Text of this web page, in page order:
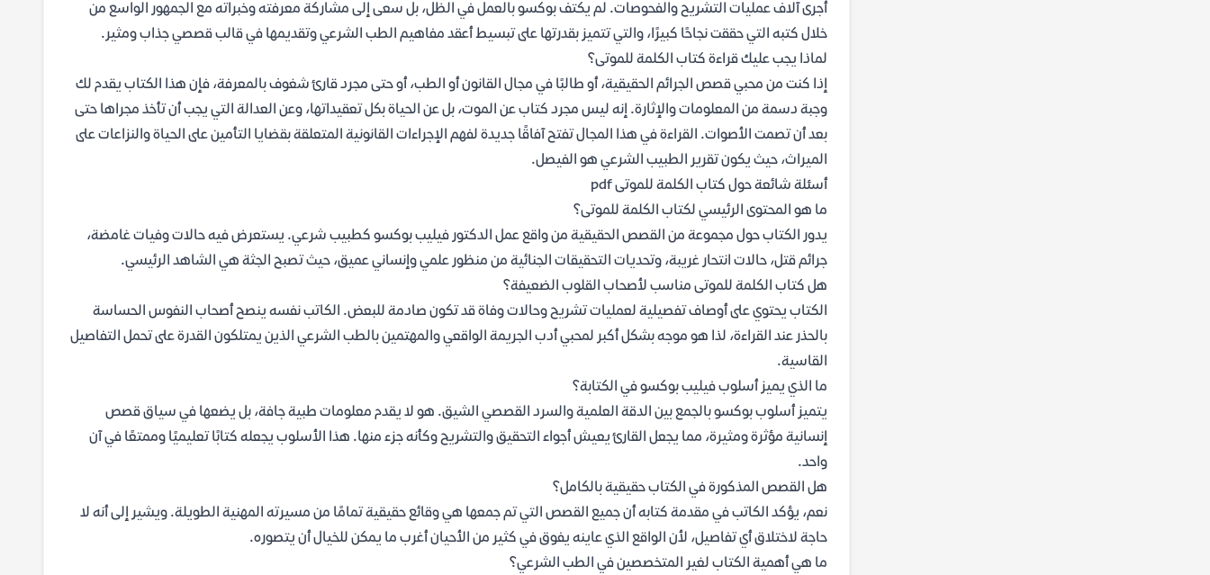
أجرى آلاف عمليات التشريح والفحوصات. لم يكتف بوكسو بالعمل في الظل، بل سعى إلى مشاركة معرفته وخبراته مع الجمهور الواسع من
خلال كتبه التي حققت نجاحًا كبيرًا، والتي تتميز بقدرتها على تبسيط أعقد مفاهيم الطب الشرعي وتقديمها في قالب قصصي جذاب ومثير.
لماذا يجب عليك قراءة كتاب الكلمة للموتى؟
إذا كنت من محبي قصص الجرائم الحقيقية، أو طالبًا في مجال القانون أو الطب، أو حتى مجرد قارئ شغوف بالمعرفة، فإن هذا الكتاب يقدم لك
وجبة دسمة من المعلومات والإثارة. إنه ليس مجرد كتاب عن الموت، بل عن الحياة بكل تعقيداتها، وعن العدالة التي يجب أن تأخذ مجراها حتى
بعد أن تصمت الأصوات. القراءة في هذا المجال تفتح آفاقًا جديدة لفهم الإجراءات القانونية المتعلقة بقضايا التأمين على الحياة والنزاعات على
الميراث، حيث يكون تقرير الطبيب الشرعي هو الفيصل.
أسئلة شائعة حول كتاب الكلمة للموتى pdf
ما هو المحتوى الرئيسي لكتاب الكلمة للموتى؟
يدور الكتاب حول مجموعة من القصص الحقيقية من واقع عمل الدكتور فيليب بوكسو كطبيب شرعي. يستعرض فيه حالات وفيات غامضة،
جرائم قتل، حالات انتحار غريبة، وتحديات التحقيقات الجنائية من منظور علمي وإنساني عميق، حيث تصبح الجثة هي الشاهد الرئيسي.
هل كتاب الكلمة للموتى مناسب لأصحاب القلوب الضعيفة؟
الكتاب يحتوي على أوصاف تفصيلية لعمليات تشريح وحالات وفاة قد تكون صادمة للبعض. الكاتب نفسه ينصح أصحاب النفوس الحساسة
بالحذر عند القراءة، لذا هو موجه بشكل أكبر لمحبي أدب الجريمة الواقعي والمهتمين بالطب الشرعي الذين يمتلكون القدرة على تحمل التفاصيل
القاسية.
ما الذي يميز أسلوب فيليب بوكسو في الكتابة؟
يتميز أسلوب بوكسو بالجمع بين الدقة العلمية والسرد القصصي الشيق. هو لا يقدم معلومات طبية جافة، بل يضعها في سياق قصص
إنسانية مؤثرة ومثيرة، مما يجعل القارئ يعيش أجواء التحقيق والتشريح وكأنه جزء منها. هذا الأسلوب يجعله كتابًا تعليميًا وممتعًا في آن
واحد.
هل القصص المذكورة في الكتاب حقيقية بالكامل؟
نعم، يؤكد الكاتب في مقدمة كتابه أن جميع القصص التي تم جمعها هي وقائع حقيقية تمامًا من مسيرته المهنية الطويلة. ويشير إلى أنه لا
حاجة لاختلاق أي تفاصيل، لأن الواقع الذي عاينه يفوق في كثير من الأحيان أغرب ما يمكن للخيال أن يتصوره.
ما هي أهمية الكتاب لغير المتخصصين في الطب الشرعي؟